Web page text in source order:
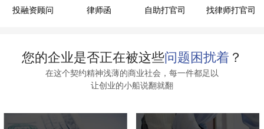
投融资顾问 律师函 自助打官司 找律师打官司
您的企业是否正在被这些问题困扰着 ？
在这个契约精神浅薄的商业社会，每一件都足以
让创业的小船说翻就翻